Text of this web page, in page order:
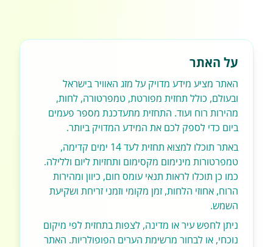
על האתר
האתר מציע מידע מדויק על מזג האוויר בישראל
ובעולם, כולל תחזית מפורטת, טמפרטורה, לחות,
מהירות רוח ועוד. התחזית מתעדכנת מספר פעמים
ביום כדי לספק לכם את המידע המדויק ביותר.
באתר תוכלו למצוא תחזית לעד 14 ימים קדימה,
טמפרטורות מינימום מקסימום ותחזיות ליום וללילה.
כמו כן תוכלו לראות תנאי עומס חום, כיוון ומהירות
הרוח, אחוזי הלחות, זמן מקומי וזמני זריחת ושקיעת
השמש.
ניתן לחפש עיר או מדינה, לצפות בתחזית לפי מיקום
נוכחי, או לבחור מרשימת הערים הפופולריות. האתר